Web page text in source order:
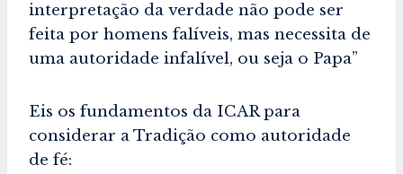
interpretação da verdade não pode ser
feita por homens falíveis, mas necessita de
uma autoridade infalível, ou seja o Papa”
Eis os fundamentos da ICAR para
considerar aTradição como autoridade
de fé: